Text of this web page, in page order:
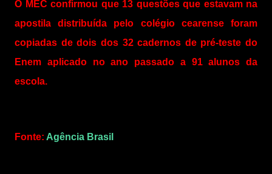
O MEC confirmou que 13 questões que estavam na
apostila distribuída pelo colégio cearense foram
copiadas de dois dos 32 cadernos de pré-teste do
Enem aplicado no ano passado a 91 alunos da
escola.
Fonte: Agência Brasil